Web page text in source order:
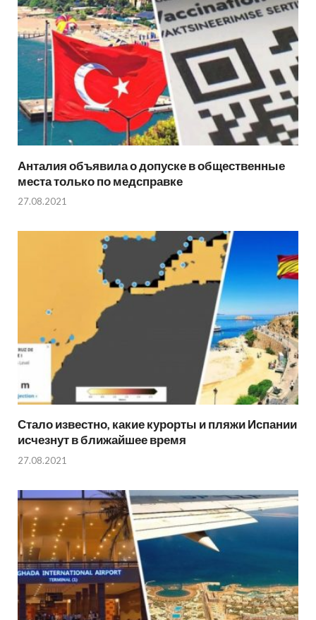
Анталия объявила о допуске в общественные
места только по медсправке
27.08.2021
Стало известно, какие курорты и пляжи Испании
исчезнут в ближайшее время
27.08.2021